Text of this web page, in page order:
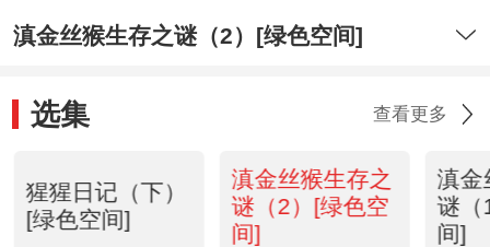
滇金丝猴生存之谜（2）[绿色空间]
选集 查看更多
猩猩日记（下）
[绿色空间]
滇金丝猴生存之
谜（2）[绿色空
间]
滇金
谜（
间]